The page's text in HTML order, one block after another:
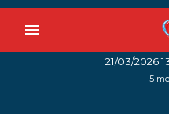
menu
21/03/2026
5